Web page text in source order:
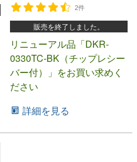
2件
販売を終了しました。
リニューアル品「DKR-
0330TC-BK（チップレシー
バー付）」をお買い求めく
ださい
詳細を見る